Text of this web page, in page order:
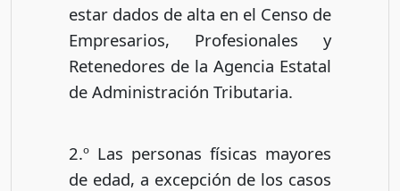
estar dados de alta en el Censo de
Empresarios, Profesionales y
Retenedores de la Agencia Estatal
de Administración Tributaria.
2.º Las personas físicas mayores
de edad, a excepción de los casos